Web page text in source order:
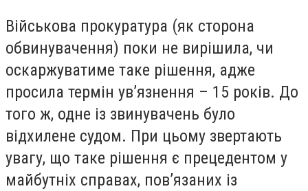
Військова прокуратура (як сторона
обвинувачення) поки не вирішила, чи
оскаржуватиме таке рішення, адже
просила термін ув’язнення – 15 років. До
того ж, одне із звинувачень було
відхилене судом. При цьому звертають
увагу, що таке рішення є прецедентом у
майбутніх справах, пов’язаних із